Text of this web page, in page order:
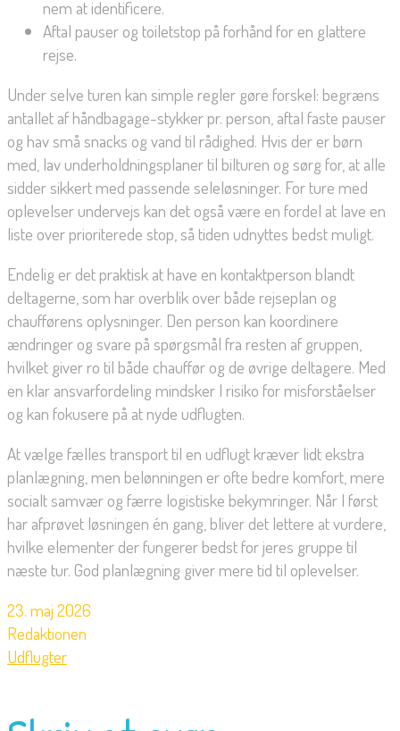
nem at identificere.
Aftal pauser og toiletstop på forhånd for en glattere
rejse.
Under selve turen kan simple regler gøre forskel: begræns
antallet af håndbagage-stykker pr. person, aftal faste pauser
og hav små snacks og vand til rådighed. Hvis der er børn
med, lav underholdningsplaner til bilturen og sørg for, at alle
sidder sikkert med passende seleløsninger. For ture med
oplevelser undervejs kan det også være en fordel at lave en
liste over prioriterede stop, så tiden udnyttes bedst muligt.
Endelig er det praktisk at have en kontaktperson blandt
deltagerne, som har overblik over både rejseplan og
chaufførens oplysninger. Den person kan koordinere
ændringer og svare på spørgsmål fra resten af gruppen,
hvilket giver ro til både chauffør og de øvrige deltagere. Med
en klar ansvarfordeling mindsker I risiko for misforståelser
og kan fokusere på at nyde udflugten.
At vælge fælles transport til en udflugt kræver lidt ekstra
planlægning, men belønningen er ofte bedre komfort, mere
socialt samvær og færre logistiske bekymringer. Når I først
har afprøvet løsningen én gang, bliver det lettere at vurdere,
hvilke elementer der fungerer bedst for jeres gruppe til
næste tur. God planlægning giver mere tid til oplevelser.
23. maj 2026
Redaktionen
Udflugter